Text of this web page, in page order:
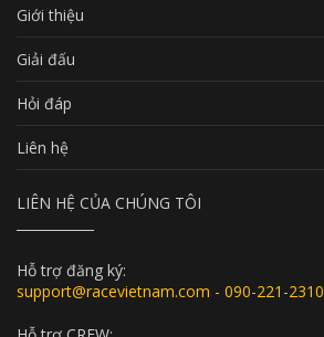
Giới thiệu
Giải đấu
Hỏi đáp
Liên hệ
LIÊN HỆ CỦA CHÚNG TÔI
Hỗ trợ đăng ký:
support@racevietnam.com - 090-221-2310